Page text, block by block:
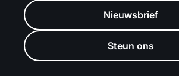
Nieuwsbrief
Steun ons